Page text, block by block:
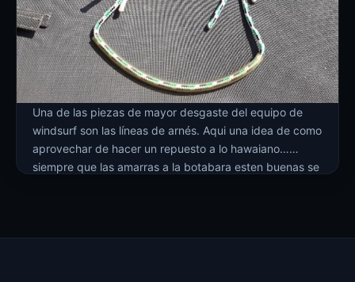
Una de las piezas de mayor desgaste del equipo de
windsurf son las líneas de arnés. Aqui una idea de como
aprovechar de hacer un repuesto a lo hawaiano…
siempre que las amarras a la botabara esten buenas se